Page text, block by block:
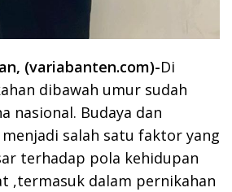
(variabanten.com)-Di
dibawah umur sudah
nasional. Budaya dan
salah satu faktor yang
terhadap pola kehidupan
,termasuk dalam pernikahan